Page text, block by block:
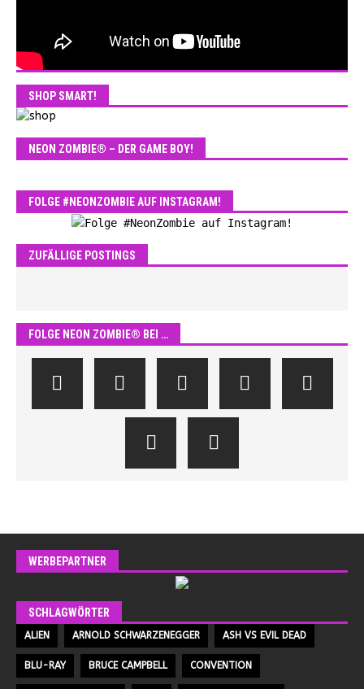
SHOP SMART!
NEON ZOMBIE® – DER GAME BOY!
FOLGE #NEONZOMBIE AUF INSTAGRAM!
ZUFÄLLIGE POSTINGS
FOLGE NEON ZOMBIE® BEI …
WERBEPARTNER
SCHLAGWÖRTER
ALIEN ARNOLD SCHWARZENEGGER ASH VS EVIL DEAD
BLU-RAY BRUCE CAMPBELL CONVENTION